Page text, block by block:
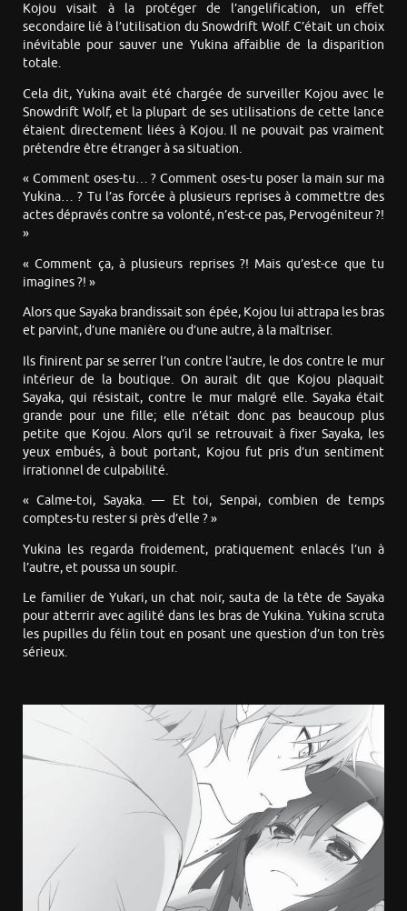
Kojou visait à la protéger de l’angelification, un effet
secondaire lié à l’utilisation du Snowdrift Wolf. C’était un choix
inévitable pour sauver une Yukina affaiblie de la disparition
totale.
Cela dit, Yukina avait été chargée de surveiller Kojou avec le
Snowdrift Wolf, et la plupart de ses utilisations de cette lance
étaient directement liées à Kojou. Il ne pouvait pas vraiment
prétendre être étranger à sa situation.
« Comment oses-tu… ? Comment oses-tu poser la main sur ma
Yukina… ? Tu l’as forcée à plusieurs reprises à commettre des
actes dépravés contre sa volonté, n’est-ce pas, Pervogéniteur ?!
»
« Comment ça, à plusieurs reprises ?! Mais qu’est-ce que tu
imagines ?! »
Alors que Sayaka brandissait son épée, Kojou lui attrapa les bras
et parvint, d’une manière ou d’une autre, à la maîtriser.
Ils finirent par se serrer l’un contre l’autre, le dos contre le mur
intérieur de la boutique. On aurait dit que Kojou plaquait
Sayaka, qui résistait, contre le mur malgré elle. Sayaka était
grande pour une fille; elle n’était donc pas beaucoup plus
petite que Kojou. Alors qu’il se retrouvait à fixer Sayaka, les
yeux embués, à bout portant, Kojou fut pris d’un sentiment
irrationnel de culpabilité.
« Calme-toi, Sayaka. — Et toi, Senpai, combien de temps
comptes-tu rester si près d’elle ? »
Yukina les regarda froidement, pratiquement enlacés l’un à
l’autre, et poussa un soupir.
Le familier de Yukari, un chat noir, sauta de la tête de Sayaka
pour atterrir avec agilité dans les bras de Yukina. Yukina scruta
les pupilles du félin tout en posant une question d’un ton très
sérieux.